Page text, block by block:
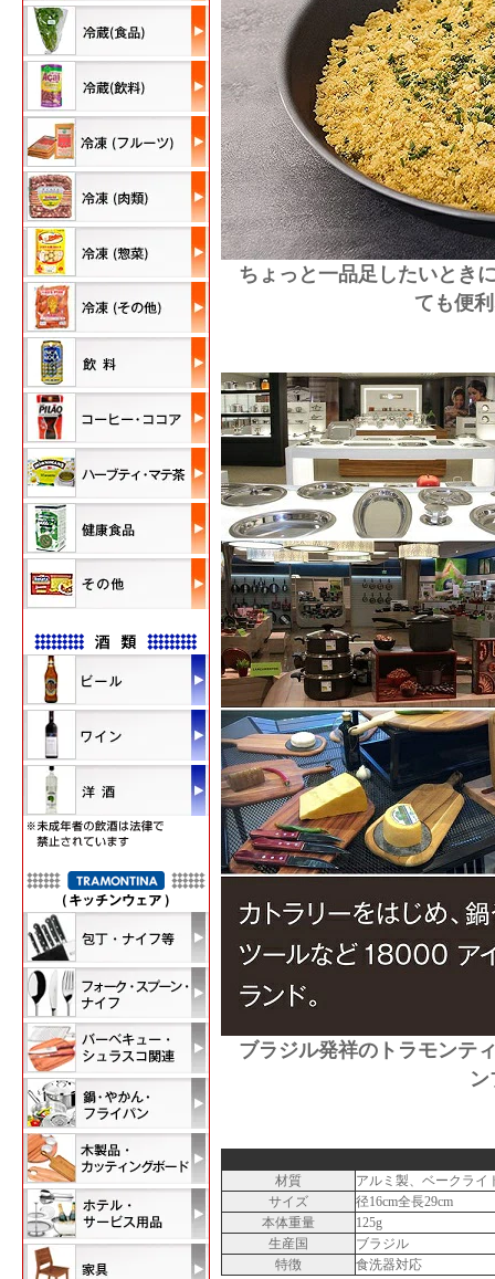
ちょっと一品足したいとき
ても便
ブラジル発祥のトラモンテ
材質
アルミ製、ベークライ
サイズ
径16cm全長29cm
本体重量
125g
生産国
ブラジル
特徴
食洗器対応